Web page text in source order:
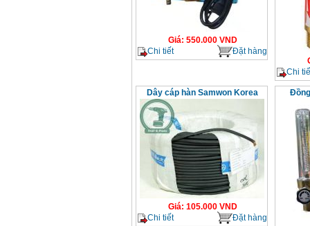
Giá: 550.000VND
Chi tiết
Đặt hàng
Chi
Dây cáp hàn Samwon Korea
Giá: 105.000VND
Chi tiết
Đặt hàng